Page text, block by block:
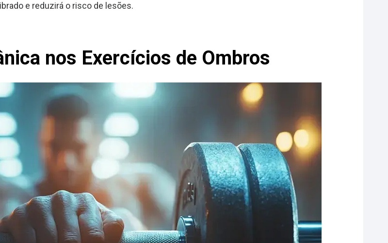
e reduzirá o risco de lesões.
nos Exercícios de Ombros